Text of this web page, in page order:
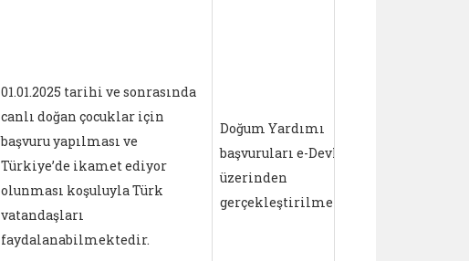
01.01.2025 tarihi ve sonrasında
canlı doğan çocuklar için
başvuru yapılması ve
Türkiye’de ikamet ediyor
olunması koşuluyla Türk
vatandaşları
faydalanabilmektedir.
Doğum Yardımı
başvuruları e-Devlet
üzerinden
gerçekleştirilmektedir.